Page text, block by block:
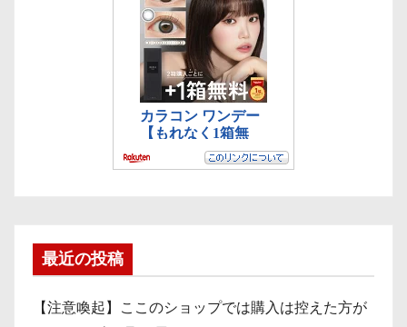
最近の投稿
【注意喚起】ここのショップでは購入は控えた方が